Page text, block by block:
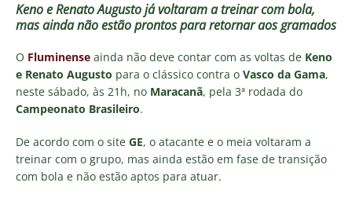
Keno e Renato Augusto já voltaram a treinar com bola,
mas aindanãoestãoprontospararetornaraosgramados
O Fluminense ainda não deve contar com as voltas de Keno
e Renato Augusto para o clássico contra o Vasco da Gama,
neste sábado, às 21h, no Maracanã, pela 3ª rodada do
Campeonato Brasileiro.
De acordo com o site GE, o atacante e o meia voltaram a
treinar com o grupo, mas ainda estão em fase de transição
com bola e não estão aptos para atuar.